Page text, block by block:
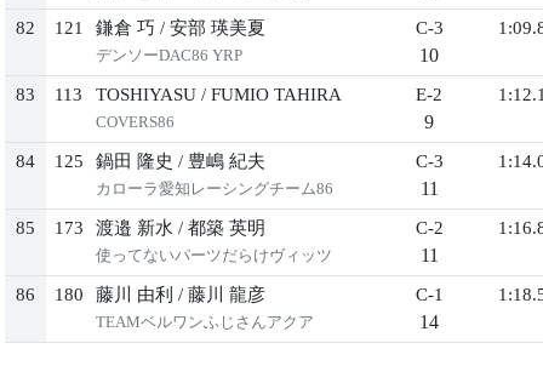
82 121 鎌倉 巧 / 安部 瑛美夏
デンソーDAC86 YRP
C-3
10
83 113 TOSHIYASU / FUMIO TAHIRA
COVERS86
E-2
9
84 125 鍋田 隆史 / 豊嶋 紀夫
カローラ愛知レーシングチーム86
C-3
11
85 173 渡邉 新水 / 都築 英明
使ってないパーツだらけヴィッツ
C-2
11
86 180 藤川 由利 / 藤川 龍彦
TEAMベルワンふじさんアクア
C-1
14